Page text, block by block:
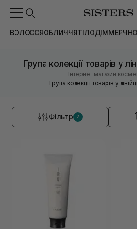
ВОЛОССЯОБЛИЧЧЯТІЛОДІММЕРЧ
Група колекції товарів у
Інтернет магазин
Група колекції товарів у
Фільтр 2